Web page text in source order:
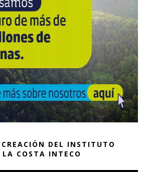
DEL INSTITUTO
LA COSTA INTECO